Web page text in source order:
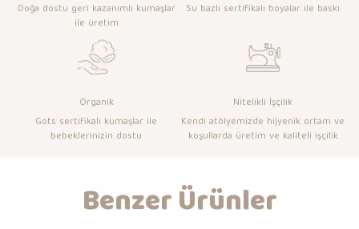
Doğa dostu geri kazanımlı kumaşlar
ile üretim
Su bazlı sertifikalı boyalar ile baskı
Organik
Gots sertifikalı kumaşlar ile
bebeklerinizin dostu
Nitelikli İşçilik
Kendi atölyemizde hijyenik ortam ve
koşullarda üretim ve kaliteli işçilik
Benzer Ürünler